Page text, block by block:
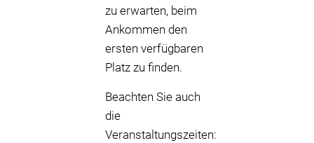
zu erwarten, beim
Ankommen den
ersten verfügbaren
Platz zu finden.
Beachten Sie auch
die
Veranstaltungszeiten: